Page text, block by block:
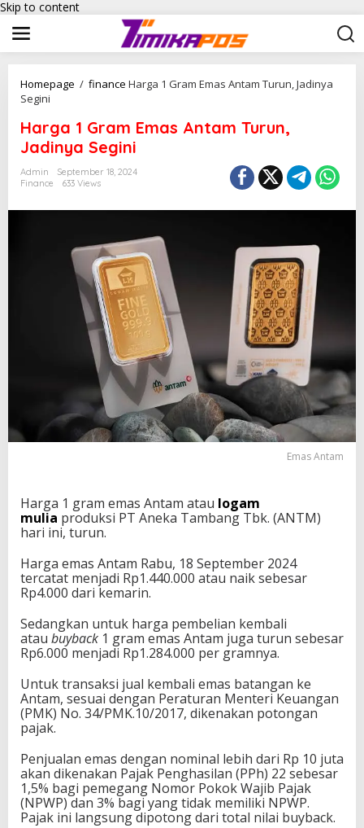
Skip to content
Homepage / finance Harga 1 Gram Emas Antam Turun, Jadinya
Segini
Harga 1 Gram Emas Antam Turun,
Jadinya Segini
Admin
September 18, 2024
Finance
633 Views
Emas Antam
Harga 1 gram emas Antam atau logam
mulia produksi PT Aneka Tambang Tbk. (ANTM)
hari ini, turun.
Harga emas Antam Rabu, 18 September 2024
tercatat menjadi Rp1.440.000 atau naik sebesar
Rp4.000 dari kemarin.
Sedangkan untuk harga pembelian kembali
atau buyback 1 gram emas Antam juga turun sebesar
Rp6.000 menjadi Rp1.284.000 per gramnya.
Untuk transaksi jual kembali emas batangan ke
Antam, sesuai dengan Peraturan Menteri Keuangan
(PMK) No. 34/PMK.10/2017, dikenakan potongan
pajak.
Penjualan emas dengan nominal lebih dari Rp 10 juta
akan dikenakan Pajak Penghasilan (PPh) 22 sebesar
1,5% bagi pemegang Nomor Pokok Wajib Pajak
(NPWP) dan 3% bagi yang tidak memiliki NPWP.
Pajak ini langsung dipotong dari total nilai buyback.